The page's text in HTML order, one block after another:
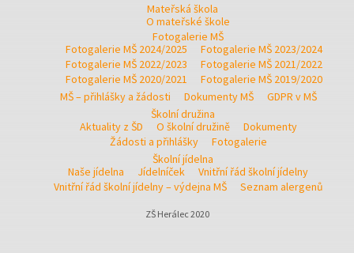
Mateřská škola
O mateřské škole
Fotogalerie MŠ
Fotogalerie MŠ 2024/2025
Fotogalerie MŠ 2023/2024
Fotogalerie MŠ 2022/2023
Fotogalerie MŠ 2021/2022
Fotogalerie MŠ 2020/2021
Fotogalerie MŠ 2019/2020
MŠ – přihlášky a žádosti
Dokumenty MŠ
GDPR v MŠ
Školní družina
Aktuality z ŠD
O školní družině
Dokumenty
Žádosti a přihlášky
Fotogalerie
Školní jídelna
Naše jídelna
Jídelníček
Vnitřní řád školní jídelny
Vnitřní řád školní jídelny – výdejna MŠ
Seznam alergenů
ZŠ Herálec 2020